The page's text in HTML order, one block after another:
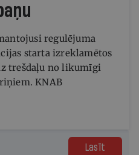
regulējuma
starta izreklamētos
trešdaļu no likumīgi
KNAB
Lasīt